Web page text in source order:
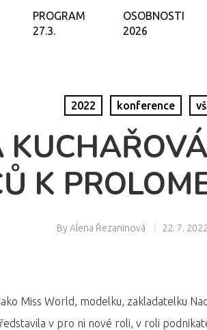
PROGRAM
27.3.
OSOBNOSTI
2026
2022 konference
K
By Alena Řezaninová 22. 7. 2022
Miss World, modelku, zakladatelku
v pro ni nové roli, v roli